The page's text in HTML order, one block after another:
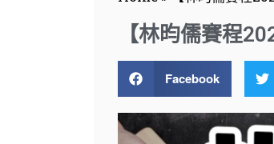
【林昀儒賽程
Facebook